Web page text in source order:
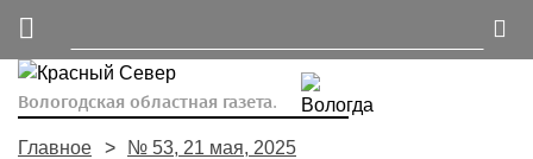
Вологодская областная газета.
Главное № 53, 21 мая, 2025